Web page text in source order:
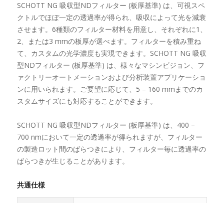
SCHOTT NG 吸収型NDフィルター (板厚基準) は、可視スペ
クトルでほぼ一定の透過率が得られ、吸収によって光を減衰
させます。6種類のフィルター材料を用意し、それぞれに1、
2、または3 mmの板厚が選べます。フィルターを積み重ね
て、カスタムの光学濃度も実現できます。SCHOTT NG 吸収
型NDフィルター (板厚基準) は、様々なマシンビジョン、フ
ァクトリーオートメーションおよび分析装置アプリケーショ
ンに用いられます。ご要望に応じて、5 – 160 mmまでのカ
スタムサイズにも対応することができます。
SCHOTT NG 吸収型NDフィルター (板厚基準) は、400 –
700 nmにおいて一定の透過率が得られますが、フィルター
の製造ロット間のばらつきにより、フィルター毎に透過率の
ばらつきが生じることがあります。
共通仕様